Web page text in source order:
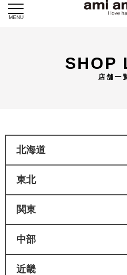
Skip
MENU
SHOP
店舗一
北海道
東北
関東
中部
近畿